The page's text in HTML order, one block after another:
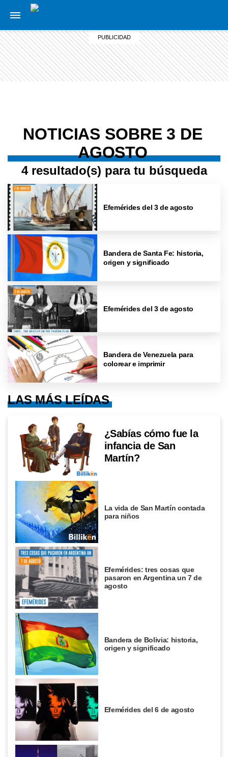
NOTICIAS SOBRE 3 DE
AGOSTO
4 resultado(s) para tu búsqueda
Efemérides del 3 de agosto
Bandera de Santa Fe: historia,
origen y significado
Efemérides del 3 de agosto
Bandera de Venezuela para
colorear e imprimir
LAS MÁS LEÍDAS
¿Sabías cómo fue la
infancia de San
Martín?
La vida de San Martín contada
para niños
Efemérides: tres cosas que
pasaron en Argentina un 7 de
agosto
Bandera de Bolivia: historia,
origen y significado
Efemérides del 6 de agosto